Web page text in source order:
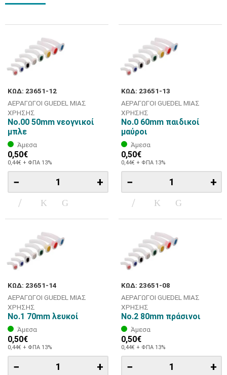
ΚΩΔ: 23651-12
ΑΕΡΑΓΩΓΟΙ GUEDEL ΜΙΑΣ
ΧΡΗΣΗΣ
No.00 50mm νεογνικοί
μπλε
Άμεσα
0,50€
0,44€ + ΦΠΑ 13%
− +
ΚΩΔ: 23651-13
ΑΕΡΑΓΩΓΟΙ GUEDEL ΜΙΑΣ
ΧΡΗΣΗΣ
No.0 60mm παιδικοί
μαύροι
Άμεσα
0,50€
0,44€ + ΦΠΑ 13%
− +
ΚΩΔ: 23651-14
ΑΕΡΑΓΩΓΟΙ GUEDEL ΜΙΑΣ
ΧΡΗΣΗΣ
No.1 70mm λευκοί
Άμεσα
0,50€
0,44€ + ΦΠΑ 13%
− +
ΚΩΔ: 23651-08
ΑΕΡΑΓΩΓΟΙ GUEDEL ΜΙΑΣ
ΧΡΗΣΗΣ
Νο.2 80mm πράσινοι
Άμεσα
0,50€
0,44€ + ΦΠΑ 13%
− +